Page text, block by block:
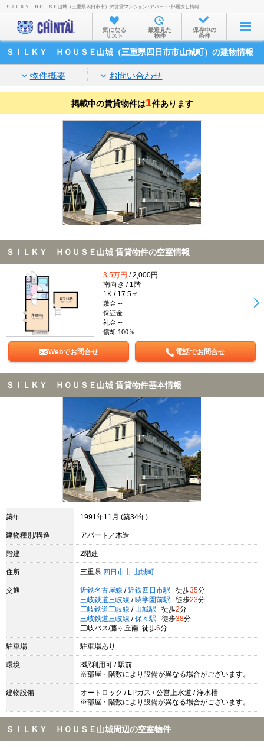
お部屋を探す
沿線・駅から
家賃相場から
通勤通学時間から
物件特集から
不動産会社から
TOP
ＳＩＬＫＹ ＨＯＵＳＥ山城（三重県四日市市）の賃貸マンション･アパート･部屋探し情報
気になる
リスト
最近見た
物件
保存中の
条件
ＳＩＬＫＹ ＨＯＵＳＥ山城（三重県四日市市山城町）の建物情報
物件概要 お問い合わせ
掲載中の賃貸物件は1件あります
ＳＩＬＫＹ ＨＯＵＳＥ山城 賃貸物件の空室情報
3.5万円 / 2,000円
南向き / 1階
1K / 17.5㎡
敷金 --
保証金 --
礼金 --
償却 100％
Webでお問合せ 電話でお問合せ
ＳＩＬＫＹ ＨＯＵＳＥ山城 賃貸物件基本情報
築年 1991年11月 (築34年)
建物種別/構造 アパート／木造
階建 2階建
住所 三重県 四日市市 山城町
交通 近鉄名古屋線 / 近鉄四日市駅 徒歩35分
三岐鉄道三岐線 / 暁学園前駅 徒歩23分
三岐鉄道三岐線 / 山城駅 徒歩2分
三岐鉄道三岐線 / 保々駅 徒歩38分
三岐バス/藤ヶ丘南 徒歩6分
駐車場 駐車場あり
環境
3駅利用可 / 駅前
※部屋・階数により設備が異なる場合がございます。
建物設備
オートロック / LPガス / 公営上水道 / 浄水槽
※部屋・階数により設備が異なる場合がございます。
ＳＩＬＫＹ ＨＯＵＳＥ山城周辺の空室物件